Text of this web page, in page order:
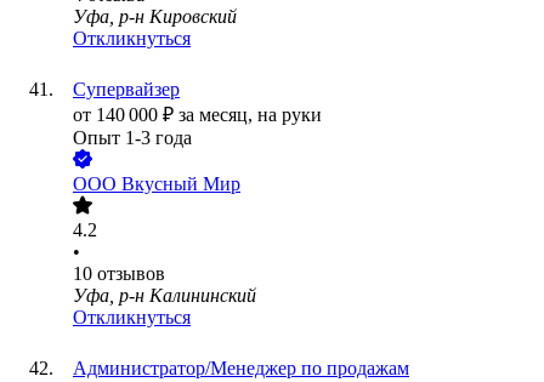
Уфа, р-н Кировский
Откликнуться
Супервайзер
от 140 000 ₽ за месяц, на руки
Опыт 1-3 года
ООО Вкусный Мир
4.2
•
10 отзывов
Уфа, р-н Калининский
Откликнуться
Администратор/Менеджер по продажам